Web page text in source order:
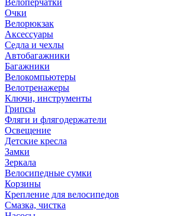
Велоперчатки
Очки
Велорюкзак
Аксессуары
Седла и чехлы
Автобагажники
Багажники
Велокомпьютеры
Велотренажеры
Ключи, инструменты
Грипсы
Фляги и флягодержатели
Освещение
Детские кресла
Замки
Зеркала
Велосипедные сумки
Корзины
Крепление для велосипедов
Смазка, чистка